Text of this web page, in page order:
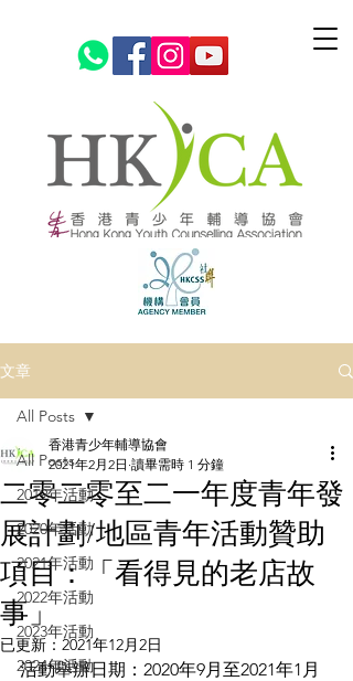
文章
All Posts
2019年活動
2020年活動
2021年活動
2022年活動
2023年活動
2024年活動
All Posts
二零二零至二一年度青年發
展計劃/地區青年活動贊助
項目：「看得見的老店故
事」
香港青少年輔導協會
2021年2月2日 讀畢需時 1 分鐘
已更新： 2021年12月2日
活動舉辦日期：2020年9月至2021年1月